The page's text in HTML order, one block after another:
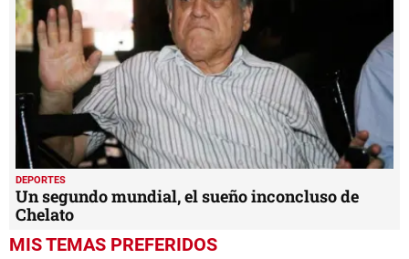
DEPORTES
Un segundo mundial, el sueño inconcluso de
Chelato
MIS TEMAS PREFERIDOS